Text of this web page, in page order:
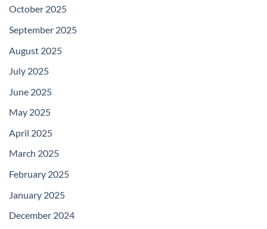
October 2025
September 2025
August 2025
July 2025
June 2025
May 2025
April 2025
March 2025
February 2025
January 2025
December 2024